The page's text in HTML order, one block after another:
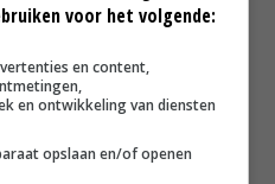
willen Zuid-Hollandse
van ‘ondernemersrisico’
voor het volgende:
en content,
en ontwikkeling van diensten
opslaan en/of openen